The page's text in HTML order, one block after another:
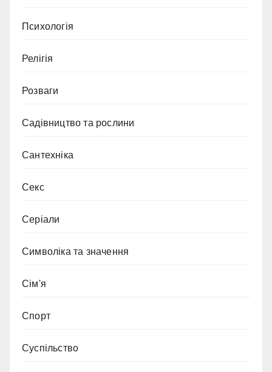
Психологія
Релігія
Розваги
Садівництво та рослини
Сантехніка
Секс
Серіали
Символіка та значення
Сім'я
Спорт
Суспільство